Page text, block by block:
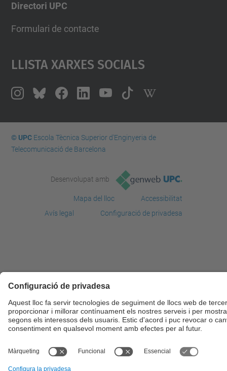
Directori UPC
Formulari de contacte
Llista Xarxes Socials
© UPCEscola Tècnica Superior d'Enginyeria de
Telecomunicació de Barcelona
Desenvolupat amb
Mapa del lloc
Accessibilitat
Avís legal
Configuració de privadesa